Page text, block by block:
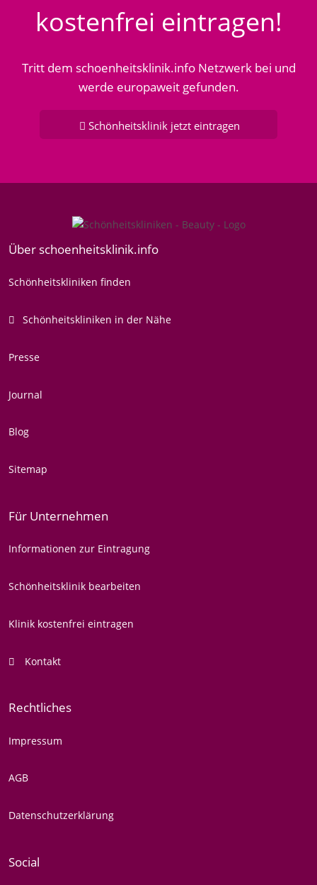
kostenfrei eintragen!
Tritt dem schoenheitsklinik.info Netzwerk bei und
werde europaweit gefunden.
Schönheitsklinik jetzt eintragen
Über schoenheitsklinik.info
Schönheitskliniken finden
Schönheitskliniken in der Nähe
Presse
Journal
Blog
Sitemap
Für Unternehmen
Informationen zur Eintragung
Schönheitsklinik bearbeiten
Klinik kostenfrei eintragen
Kontakt
Rechtliches
Impressum
AGB
Datenschutzerklärung
Social